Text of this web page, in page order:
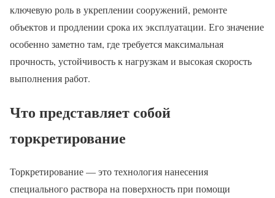
ключевую роль в укреплении сооружений, ремонте
объектов и продлении срока их эксплуатации. Его значение
особенно заметно там, где требуется максимальная
прочность, устойчивость к нагрузкам и высокая скорость
выполнения работ.
Что представляет собой
торкретирование
Торкретирование — это технология нанесения
специального раствора на поверхность при помощи